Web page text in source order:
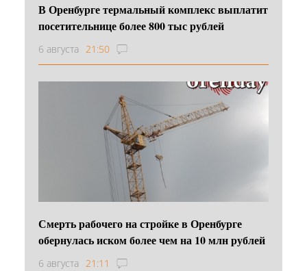
В Оренбурге термальный комплекс выплатит
посетительнице более 800 тыс рублей
6 августа 21:50
Смерть рабочего на стройке в Оренбурге
обернулась иском более чем на 10 млн рублей
6 августа 21:11